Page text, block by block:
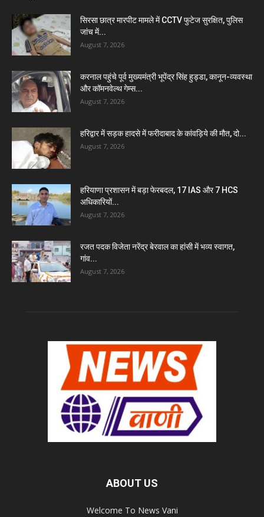
सिरसा छात्र मारपीट मामले में CCTV फुटेज सुरक्षित, पुलिस
जांच में...
August 7, 2026
करनाल पहुंचे पूर्व मुख्यमंत्री भूपेंद्र सिंह हुड्डा, कानून-व्यवस्था
और कॉमनवेल्थ गेम्स...
August 7, 2026
हरिद्वार में सड़क हादसे में फरीदाबाद के कांवड़िये की मौत, दो...
August 7, 2026
हरियाणा प्रशासन में बड़ा फेरबदल, 17 IAS और 7 HCS
अधिकारियों...
August 7, 2026
रजत पदक विजेता नरेंद्र बेरवाल का हांसी में भव्य स्वागत,
गांव...
August 7, 2026
ABOUT US
Welcome To News Vani